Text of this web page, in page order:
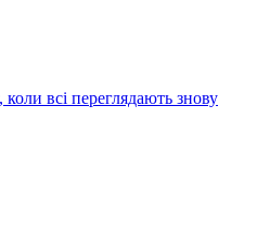
коли всі переглядають знову